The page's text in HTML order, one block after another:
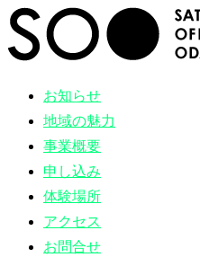
お知らせ
地域の魅力
事業概要
申し込み
体験場所
アクセス
お問合せ